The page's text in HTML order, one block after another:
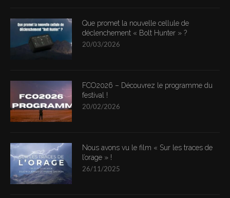
Que promet la nouvelle cellule de
déclenchement « Bolt Hunter » ?
20/03/2026
FCO2026 – Découvrez le programme du
festival !
20/02/2026
Nous avons vu le film « Sur les traces de
l’orage » !
26/11/2025